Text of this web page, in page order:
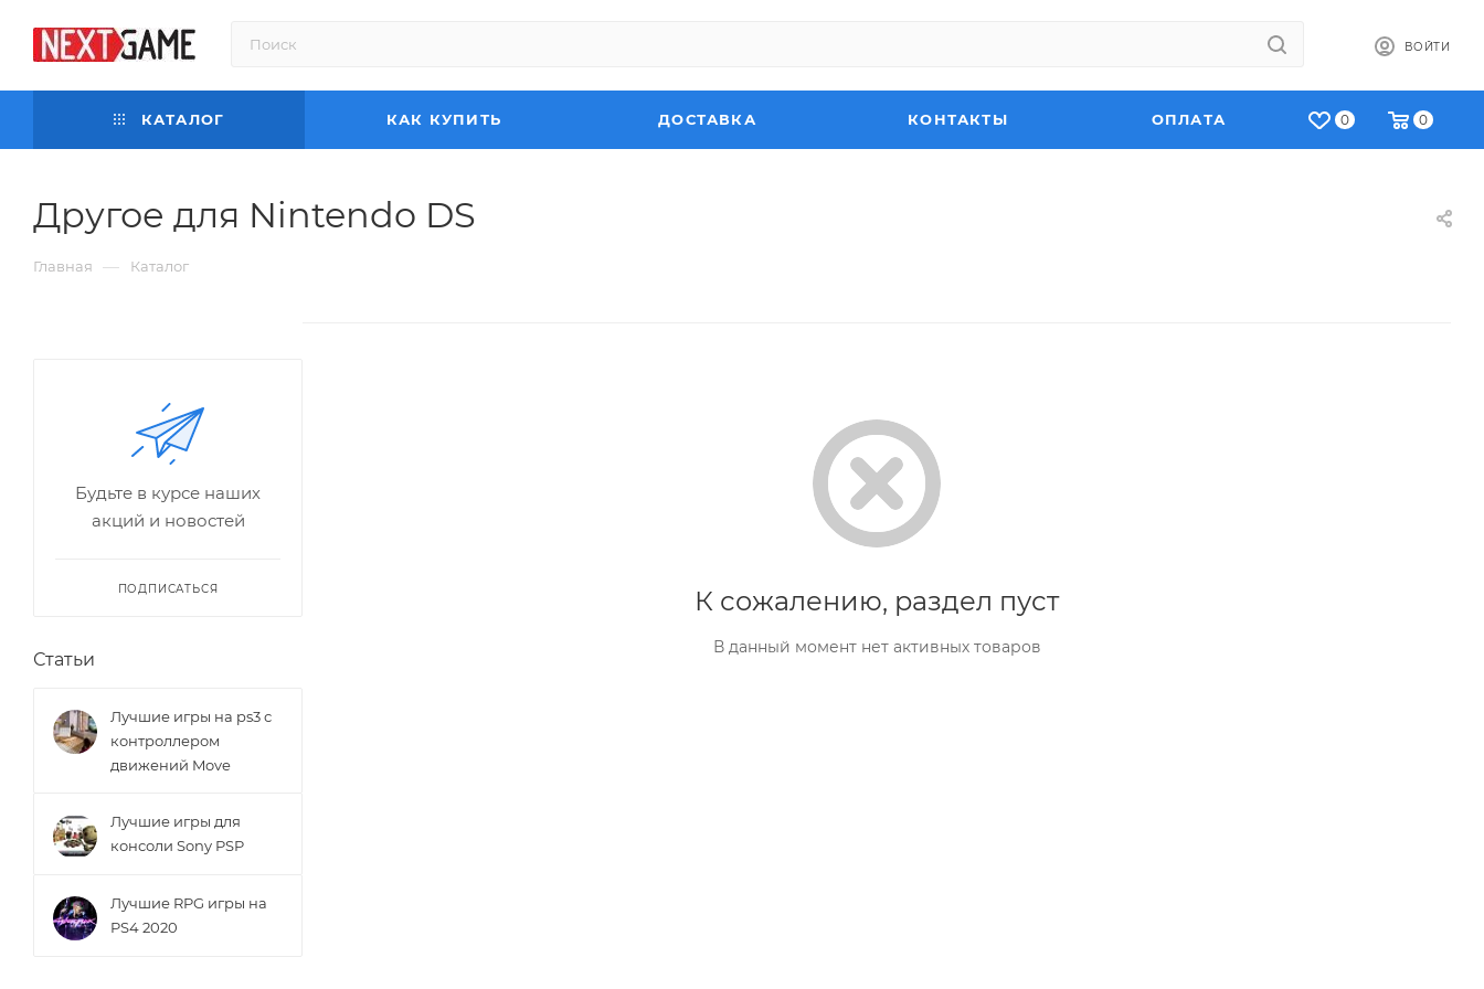
ВОЙТИ
0 0
КАТАЛОГ КАК КУПИТЬ ДОСТАВКА КОНТАКТЫ ОПЛАТА
Другое для Nintendo DS
Главная — Каталог
К сожалению, раздел пуст
В данный момент нет активных товаров
Будьте в курсе наших
акций и новостей
ПОДПИСАТЬСЯ
Статьи
Лучшие игры на ps3 с
контроллером
движений Move
Лучшие игры для
консоли Sony PSP
Лучшие RPG игры на
PS4 2020